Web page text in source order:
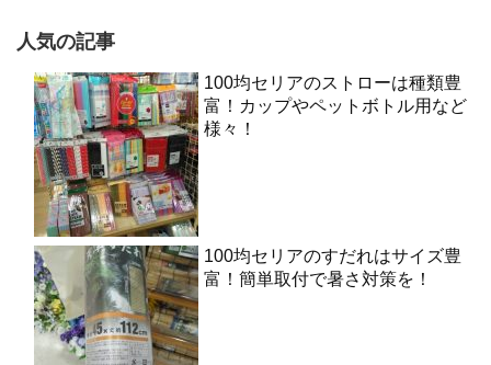
人気の記事
100均セリアのストローは種類豊
富！カップやペットボトル用など
様々！
100均セリアのすだれはサイズ豊
富！簡単取付で暑さ対策を！